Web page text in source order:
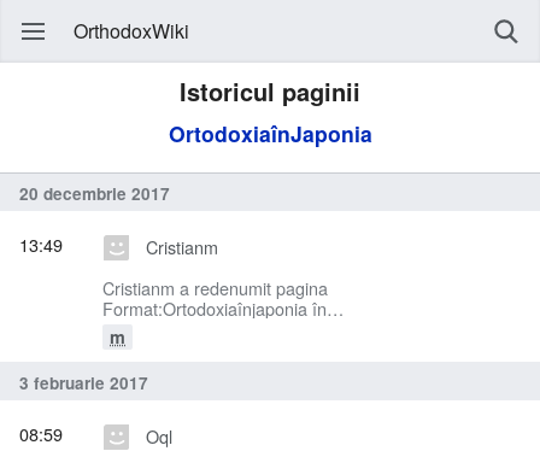
OrthodoxWiki
Istoricul paginii
OrtodoxiaînJaponia
20 decembrie 2017
Cristianm
Cristianm a redenumit pagina
Format:Ortodoxiaînjaponia în
Format:OrtodoxiaînJaponia: Consistență în numele
formatelor de tip Ortodoxia în
m
13:49
3 februarie 2017
Oql
08:59